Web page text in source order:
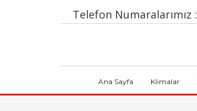
Telefon Numaralarımız :
Ana Sayfa Klimalar